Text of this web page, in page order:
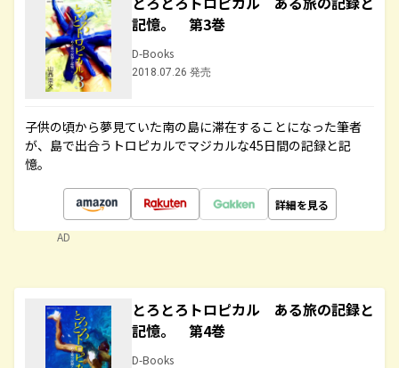
記憶。 第3巻
D-Books
2018.07.26 発売
子供の頃から夢見ていた南の島に滞在することになった筆者
が、島で出合うトロピカルでマジカルな45日間の記録と記
憶。
詳細を見る
AD
とろとろトロピカル ある旅の記録と
記憶。 第4巻
D-Books